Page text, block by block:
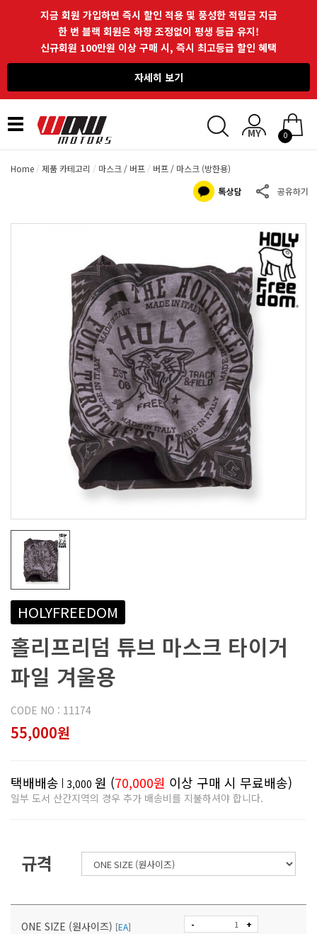
지금 회원 가입하면 즉시 할인 적용 및 풍성한 적립금 지급
한 번 블랙 회원은 하향 조정없이 평생 등급 유지!
신규회원 100만원 이상 구매 시, 즉시 최고등급 할인 혜택
자세히 보기
Toggle
navigation
0
Home 제품 카테고리 마스크 / 버프 버프 / 마스크 (방한용)
HOLYFREEDOM
홀리프리덤 튜브 마스크 타이거
파일 겨울용
CODE NO : 11174
55,000원
택배배송 3,000 원 (70,000원 이상 구매 시 무료배송)
일부 도서 산간지역의 경우 추가 배송비를 지불하셔야 합니다.
규격
ONE SIZE (원사이즈) [EA] - +